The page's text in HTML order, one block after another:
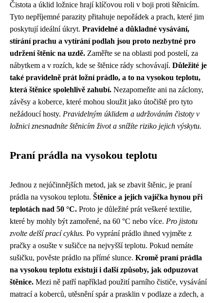
Čistota a úklid ložnice hrají klíčovou roli v boji proti štěnicím.
Tyto nepříjemné parazity přitahuje nepořádek a prach, které jim
poskytují ideální úkryt. Pravidelné a důkladné vysávání,
stírání prachu a vytírání podlah jsou proto nezbytné pro
udržení štěnic na uzdě. Zaměřte se na oblasti pod postelí, za
nábytkem a v rozích, kde se štěnice rády schovávají. Důležité je
také pravidelně prát ložní prádlo, a to na vysokou teplotu,
která štěnice spolehlivě zahubí. Nezapomeňte ani na záclony,
závěsy a koberce, které mohou sloužit jako útočiště pro tyto
nežádoucí hosty. Pravidelným úklidem a udržováním čistoty v
ložnici znesnadníte štěnicím život a snížíte riziko jejich výskytu.
Praní prádla na vysokou teplotu
Jednou z nejúčinnějších metod, jak se zbavit štěnic, je praní
prádla na vysokou teplotu. Štěnice a jejich vajíčka hynou při
teplotách nad 50 °C. Proto je důležité prát veškeré textilie,
které by mohly být zamořené, na 60 °C nebo více. Pro jistotu
zvolte delší prací cyklus. Po vyprání prádlo ihned vyjměte z
pračky a osušte v sušičce na nejvyšší teplotu. Pokud nemáte
sušičku, pověste prádlo na přímé slunce. Kromě praní prádla
na vysokou teplotu existují i další způsoby, jak odpuzovat
štěnice. Mezi ně patří například použití parního čističe, vysávání
matrací a koberců, utěsnění spár a prasklin v podlaze a zdech, a